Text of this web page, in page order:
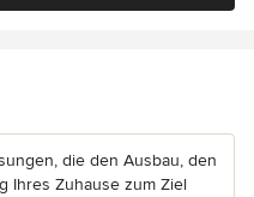
die den Ausbau, den
Ihres Zuhause zum Ziel